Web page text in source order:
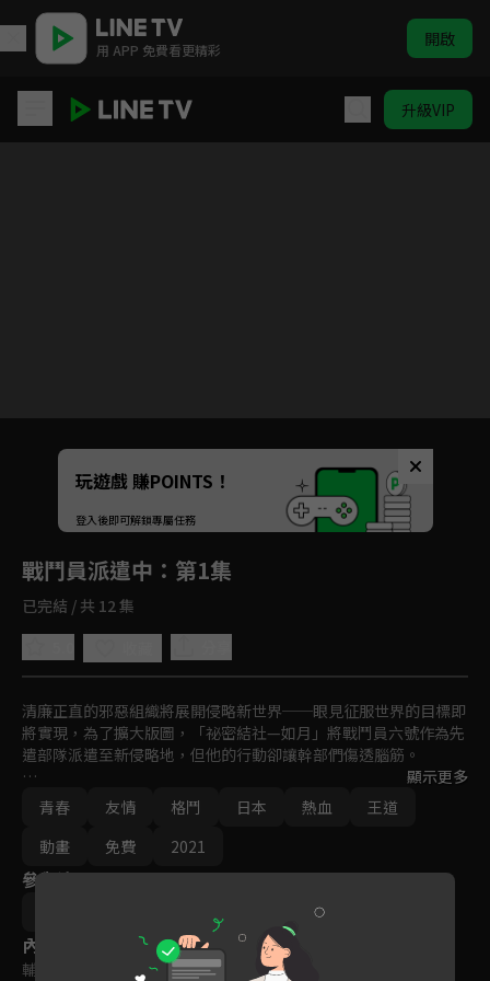
用 APP 免費看更精彩 開啟
升級VIP
Unmute
如有不便請見諒
玩遊戲 賺POINTS！
登入後即可解鎖專屬任務
戰鬥員派遣中 ：第1集
已完結 / 共 12 集
清廉正直的邪惡組織將展開侵略新世界──眼見征服世界的目標即
將實現，為了擴大版圖，「祕密結社—如月」將戰鬥員六號作為先
遣部隊派遣至新侵略地，但他的行動卻讓幹部們傷透腦筋。
為了成功累積《惡行點數》（用以兌換戰鬥裝備或生活必需品，A
書也能換喔），他不僅貫徹執行各種下流的無恥惡行，並做出一
連串暴走的人渣發言⋯
顯示更多
青春
友情 格鬥 日本 熱血
王道
動畫
免費 2021
參與演員
內容標籤
輔導十五歲級